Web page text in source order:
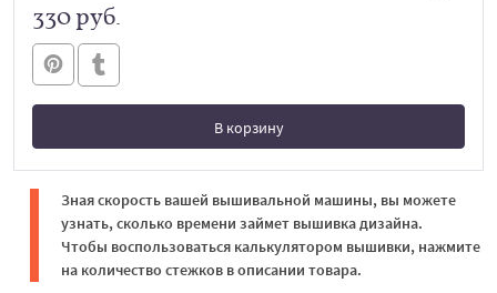
330 руб.
В корзину
В корзине
Зная скорость вашей вышивальной машины, вы можете
узнать, сколько времени займет вышивка дизайна.
Чтобы воспользоваться калькулятором вышивки, нажмите
на количество стежков в описании товара.